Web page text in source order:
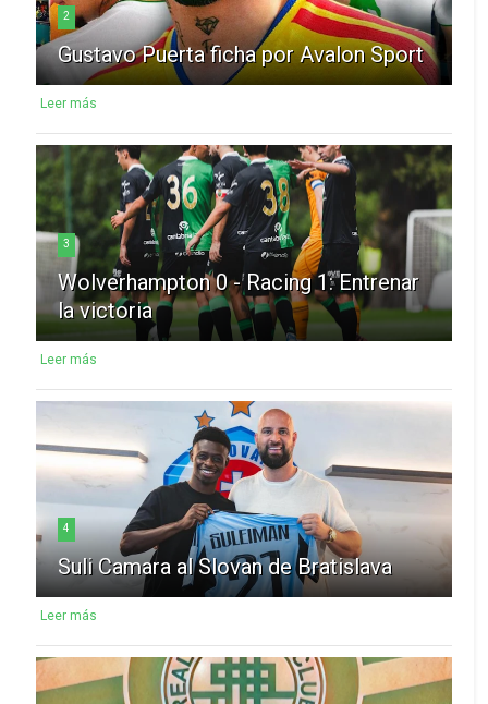
2
Gustavo Puerta ficha por Avalon Sport
Leer más
3
Wolverhampton 0 - Racing 1: Entrenar
la victoria
Leer más
4
Suli Camara al Slovan de Bratislava
Leer más